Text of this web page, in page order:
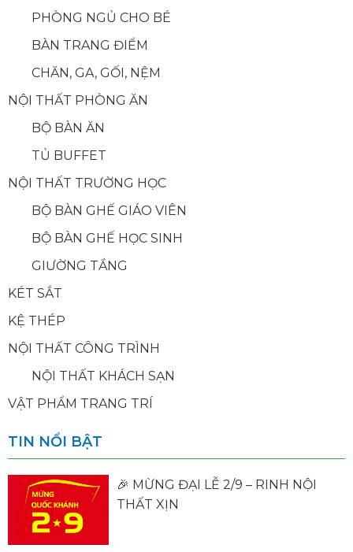
PHÒNG NGỦ CHO BÉ
BÀN TRANG ĐIỂM
CHĂN, GA, GỐI, NỆM
NỘI THẤT PHÒNG ĂN
BỘ BÀN ĂN
TỦ BUFFET
NỘI THẤT TRƯỜNG HỌC
BỘ BÀN GHẾ GIÁO VIÊN
BỘ BÀN GHẾ HỌC SINH
GIƯỜNG TẦNG
KÉT SẮT
KỆ THÉP
NỘI THẤT CÔNG TRÌNH
NỘI THẤT KHÁCH SẠN
VẬT PHẨM TRANG TRÍ
TIN NỔI BẬT
🎉 MỪNG ĐẠI LỄ 2/9 – RINH NỘI
THẤT XỊN